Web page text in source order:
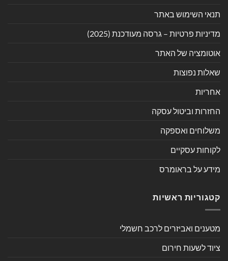
תנאי השימוש באתר
מדיניות פרטיות – גרסה מעודכנת (2025)
אוטומציה של האתר
שאלות נפוצות
אחריות
החזרות וביטול עסקה
משלוחים ואספקה
לקוחות עסקיים
מידע על בראומרס
קטגוריות ראשיות
מטענים ואביזרים לרכב חשמלי
ציוד לשעות חירום